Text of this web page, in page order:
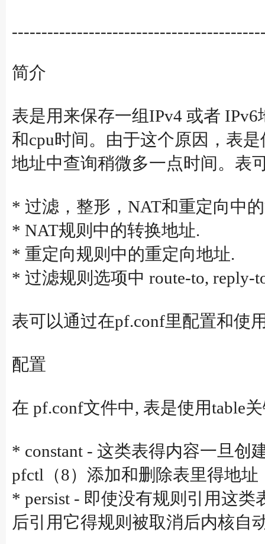
简介
表是用来保存一组IPv4 或者
和cpu时间。由于这个原因，表
地址中查询稍微多一点时间。表
* 过滤，整形，NAT和重定向中
* NAT规则中的转换地址.
* 重定向规则中的重定向地址.
* 过滤规则选项中 route-to, reply-
表可以通过在pf.conf里配置和使
配置
在 pf.conf文件中, 表是使用table
* constant - 这类表得内容一旦
pfctl（8）添加和删除表里得地
* persist - 即使没有规则引用这
后引用它得规则被取消后内核自